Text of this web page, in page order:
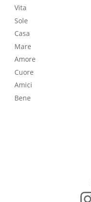
Vita
Sole
Casa
Mare
Amore
Cuore
Amici
Bene